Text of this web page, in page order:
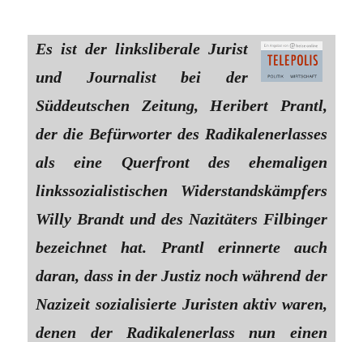
Es ist der linksliberale Jurist
und Journalist bei der
Süddeutschen Zeitung, Heribert Prantl,
der die Befürworter des Radikalenerlasses
als eine Querfront des ehemaligen
linkssozialistischen Widerstandskämpfers
Willy Brandt und des Nazitäters Filbinger
bezeichnet hat. Prantl erinnerte auch
daran, dass in der Justiz noch während der
Nazizeit sozialisierte Juristen aktiv waren,
denen der Radikalenerlass nun einen